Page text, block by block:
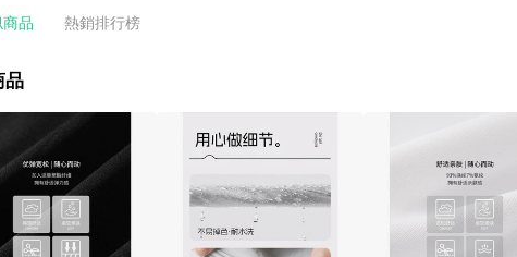
」全館商品。 4. 如取消訂單、退貨、退款或購物中登出東森購物ETMall，將無法
準。 7. LINE購物設有「單一商品最高回饋點數」機制(特殊活動時開放「回饋無上
若有贈點爭議，請務必於訂單日期+180天以內至LINE購物客服洽詢；若超過180天
。 10. 部分點數紅包僅限指定商品使用，或不適用於無回饋商品。各點數紅包之
規則為準。
品 熱銷排行榜
品